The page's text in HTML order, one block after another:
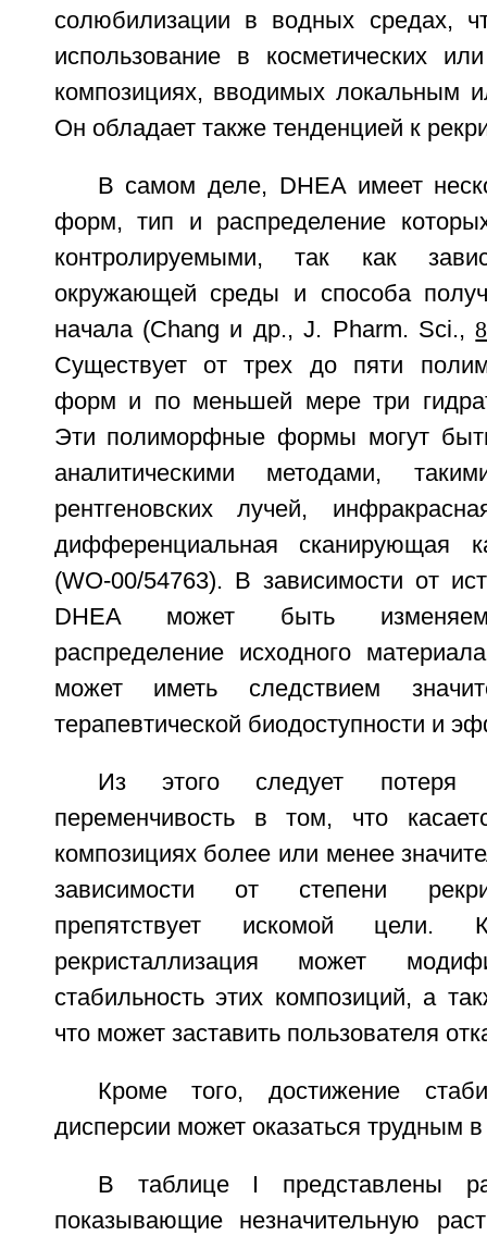
солюбилизации в водных средах,
использование в косметических
композициях, вводимых локальным
Он обладает также тенденцией к
В самом деле, DHEA имеет
форм, тип и распределение
контролируемыми, так как
окружающей среды и способа
начала (Chang и др., J. Pharm. Sci.,
Существует от трех до пяти
форм и по меньшей мере три
Эти полиморфные формы могут
аналитическими методами,
рентгеновских лучей,
дифференциальная сканирующая
(WO-00/54763). В зависимости от
DHEA может быть
распределение исходного
может иметь следствием
терапевтической биодоступности и
Из этого следует потеря
переменчивость в том, что
композициях более или менее
зависимости от степени
препятствует искомой цели.
рекристаллизация может
стабильность этих композиций, а
что может заставить пользователя
Кроме того, достижение
дисперсии может оказаться трудным
В таблице I представлены
показывающие незначительную